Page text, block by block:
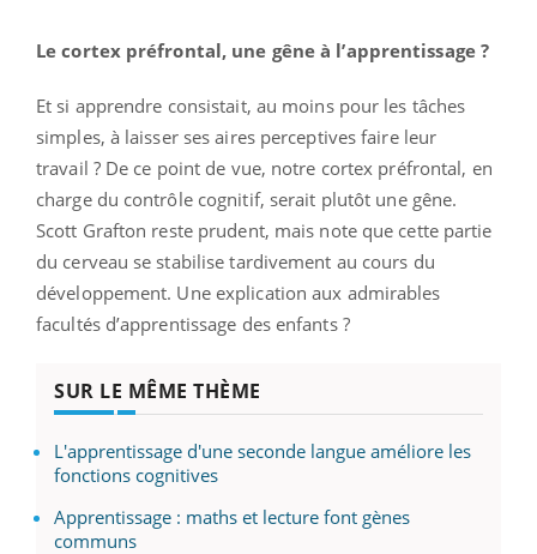
Le cortex préfrontal, une gêne à l’apprentissage ?
Et si apprendre consistait, au moins pour les tâches
simples, à laisser ses aires perceptives faire leur
travail ? De ce point de vue, notre cortex préfrontal, en
charge du contrôle cognitif, serait plutôt une gêne.
Scott Grafton reste prudent, mais note que cette partie
du cerveau se stabilise tardivement au cours du
développement. Une explication aux admirables
facultés d’apprentissage des enfants ?
SUR LE MÊME THÈME
L'apprentissage d'une seconde langue améliore les
fonctions cognitives
Apprentissage : maths et lecture font gènes
communs